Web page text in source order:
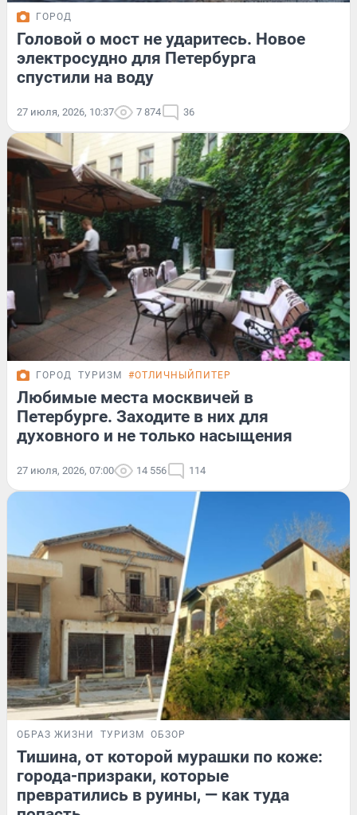
ГОРОД
Головой о мост не ударитесь. Новое
электросудно для Петербурга
спустили на воду
27 июля, 2026, 10:37 7 874 36
ГОРОД ТУРИЗМ #ОТЛИЧНЫЙПИТЕР
Любимые места москвичей в
Петербурге. Заходите в них для
духовного и не только насыщения
27 июля, 2026, 07:00 14 556 114
ОБРАЗ ЖИЗНИ ТУРИЗМ ОБЗОР
Тишина, от которой мурашки по коже:
города-призраки, которые
превратились в руины, — как туда